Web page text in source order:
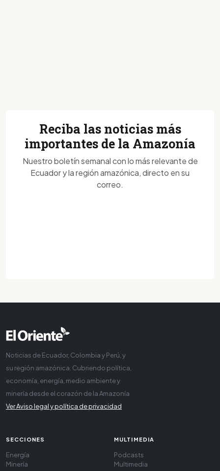
Reciba las noticias más
importantes de la Amazonía
Nuestro boletín semanal con lo más relevante de
Ecuador y la región amazónica, directo en su
correo.
Noticias de Ecuador, Colombia y Perú, y
su región amazónica. Cubriendo política,
economía, energía, medio ambiente y
minería desde el corazón de la Amazonía
Ver Aviso legal y política de privacidad
SECCIONES
Energía
Minería
MULTIMEDIA
Podcasts
Multimedia